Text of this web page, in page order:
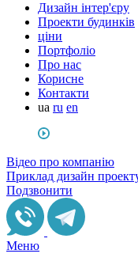
Дизайн інтер'єру
Проекти будинків
ціни
Портфоліо
Про нас
Корисне
Контакти
ua ru en
Відео про компанію
Приклад дизайн
Подзвонити
Меню